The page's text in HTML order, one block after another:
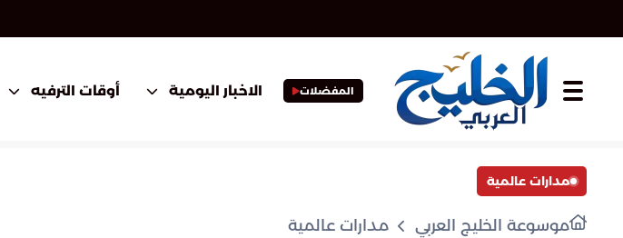
المفضلات الاخبار اليومية أوقات الترفيه
مدارات عالمية
موسوعة الخليج العربي مدارات عالمية